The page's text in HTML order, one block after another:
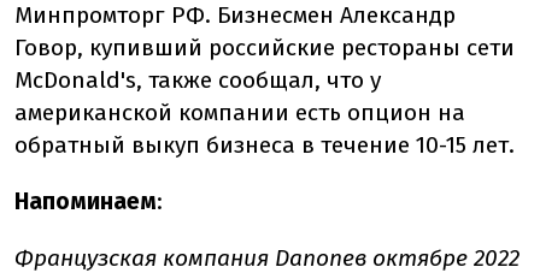
Минпромторг РФ. Бизнесмен Александр
Говор, купивший российские рестораны сети
McDonald's, также сообщал, что у
американской компании есть опцион на
обратный выкуп бизнеса в течение 10-15 лет.
Напоминаем:
Французская компания Danoneв октябре 2022